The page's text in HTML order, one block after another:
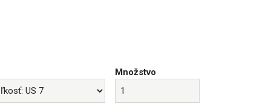
Množstvo